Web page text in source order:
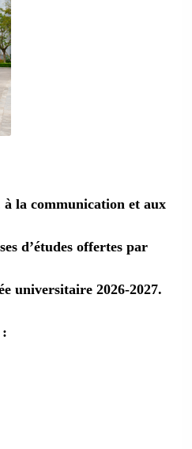
la communication et aux
d’études offertes par
universitaire 2026-2027.
: